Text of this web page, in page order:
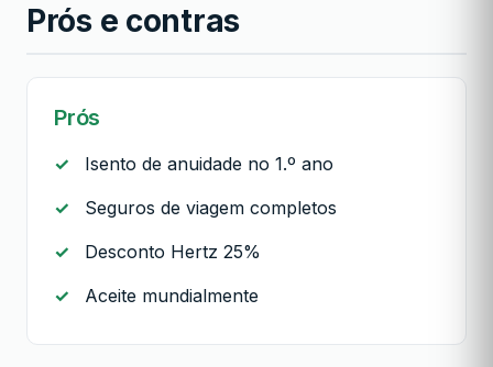
Prós e contras
Prós
Isento de anuidade no 1.º ano
Seguros de viagem completos
Desconto Hertz 25%
Aceite mundialmente